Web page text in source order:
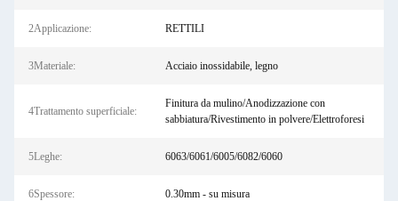
2Applicazione: RETTILI
3Materiale: Acciaio inossidabile, legno
4Trattamento superficiale:
Finitura da mulino/Anodizzazione con
sabbiatura/Rivestimento in polvere/Elettroforesi
5Leghe: 6063/6061/6005/6082/6060
6Spessore: 0.30mm - su misura